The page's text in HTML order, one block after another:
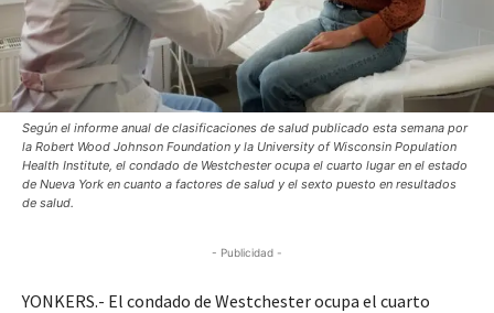
Según el informe anual de clasificaciones de salud publicado esta semana por
la Robert Wood Johnson Foundation y la University of Wisconsin Population
Health Institute, el condado de Westchester ocupa el cuarto lugar en el estado
de Nueva York en cuanto a factores de salud y el sexto puesto en resultados
de salud.
- Publicidad -
YONKERS.- El condado de Westchester ocupa el cuarto